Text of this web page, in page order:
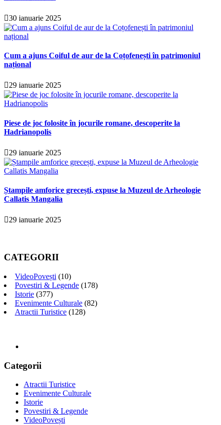
30 ianuarie 2025
Cum a ajuns Coiful de aur de la Coțofenești în patrimoniul
național
29 ianuarie 2025
Piese de joc folosite în jocurile romane, descoperite la
Hadrianopolis
29 ianuarie 2025
Ștampile amforice grecești, expuse la Muzeul de Arheologie
Callatis Mangalia
29 ianuarie 2025
CATEGORII
VideoPovești (10)
Povestiri & Legende (178)
Istorie (377)
Evenimente Culturale (82)
Atractii Turistice (128)
Categorii
Atractii Turistice
Evenimente Culturale
Istorie
Povestiri & Legende
VideoPovești